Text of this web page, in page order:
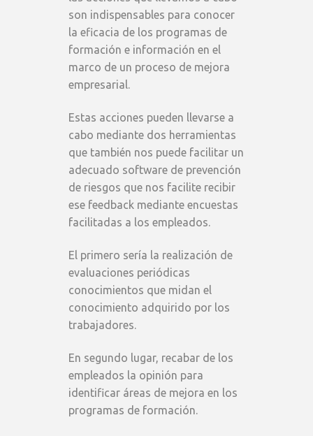
son indispensables para conocer
la eficacia de los programas de
formación e información en el
marco de un proceso de mejora
empresarial.
Estas acciones pueden llevarse a
cabo mediante dos herramientas
que también nos puede facilitar un
adecuado software de prevención
de riesgos que nos facilite recibir
ese feedback mediante encuestas
facilitadas a los empleados.
El primero sería la realización de
evaluaciones periódicas
conocimientos que midan el
conocimiento adquirido por los
trabajadores.
En segundo lugar, recabar de los
empleados la opinión para
identificar áreas de mejora en los
programas de formación.